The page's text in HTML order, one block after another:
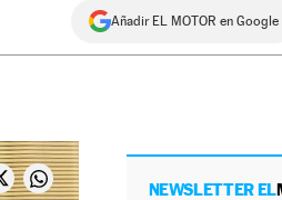
Añadir EL MOTOR en Google
NEWSLETTER EL